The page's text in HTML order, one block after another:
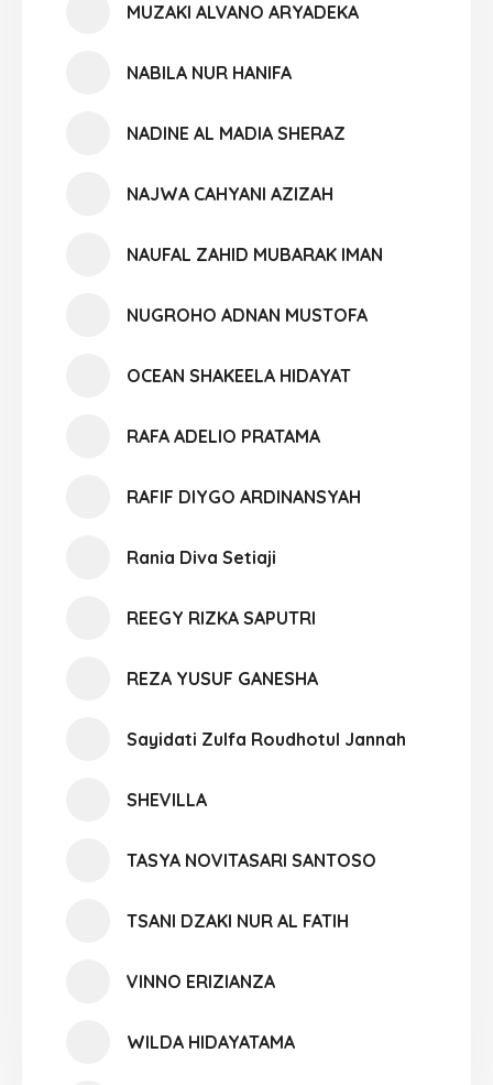
MUZAKI ALVANO ARYADEKA
NABILA NUR HANIFA
NADINE AL MADIA SHERAZ
NAJWA CAHYANI AZIZAH
NAUFAL ZAHID MUBARAK IMAN
NUGROHO ADNAN MUSTOFA
OCEAN SHAKEELA HIDAYAT
RAFA ADELIO PRATAMA
RAFIF DIYGO ARDINANSYAH
Rania Diva Setiaji
REEGY RIZKA SAPUTRI
REZA YUSUF GANESHA
Sayidati Zulfa Roudhotul Jannah
SHEVILLA
TASYA NOVITASARI SANTOSO
TSANI DZAKI NUR AL FATIH
VINNO ERIZIANZA
WILDA HIDAYATAMA